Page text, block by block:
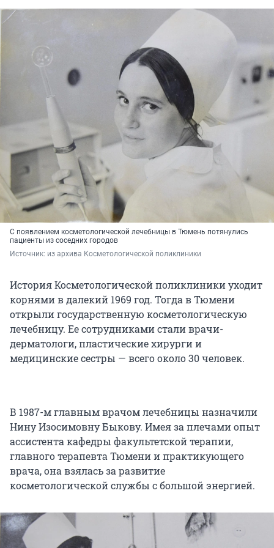
С появлением косметологической лечебницы в Тюмень потянулись
пациенты из соседних городов
Источник: из архива Косметологической поликлиники
История Косметологической поликлиники уходит
корнями в далекий 1969 год. Тогда в Тюмени
открыли государственную косметологическую
лечебницу. Ее сотрудниками стали врачи-
дерматологи, пластические хирурги и
медицинские сестры — всего около 30 человек.
В 1987-м главным врачом лечебницы назначили
Нину Изосимовну Быкову. Имея за плечами опыт
ассистента кафедры факультетской терапии,
главного терапевта Тюмени и практикующего
врача, она взялась за развитие
косметологической службы с большой энергией.